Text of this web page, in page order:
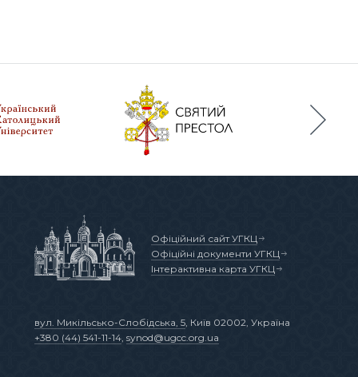
вул. Микільсько-Слобідська, 5 , Київ 02002, Україна
+380 (44) 541-11-14 synod@ugcc.org.ua
Офіційний сайт УГКЦ
Офіційні документи УГКЦ
Інтерактивна карта УГКЦ